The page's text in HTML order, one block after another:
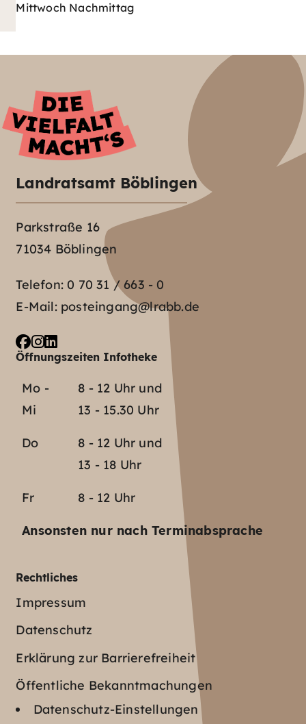
Mittwoch Nachmittag
Landratsamt Böblingen
Parkstraße 16
71034 Böblingen
Telefon:0 70 31 / 663 - 0
E-Mail: posteingang@lrabb.de
Öffnungszeiten Infotheke
Mo -
Mi
8 - 12 Uhr und
13 - 15.30 Uhr
Do
8 - 12 Uhr und
13 - 18 Uhr
Fr 8 - 12 Uhr
Ansonsten nur nach Terminabsprache
Rechtliches
Impressum
Datenschutz
Erklärung zur Barrierefreiheit
Öffentliche Bekanntmachungen
Datenschutz-Einstellungen